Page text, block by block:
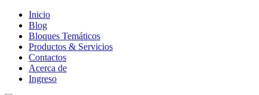
Inicio
Blog
Bloques Temáticos
Productos & Servicios
Contactos
Acerca de
Ingreso